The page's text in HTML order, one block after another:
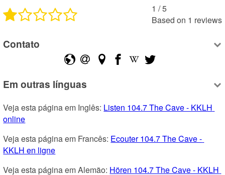
1 /5
Based on 1 reviews
Contato
Em outras línguas
Veja esta página em Inglês: Listen 104.7 The Cave - KKLH
online
Veja esta página em Francês: Ecouter 104.7 The Cave -
KKLH en ligne
Veja esta página em Alemão: Hören 104.7 The Cave - KKLH